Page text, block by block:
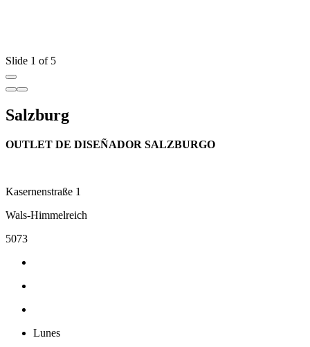
Slide 1 of 5
Salzburg
OUTLET DE DISEÑADOR SALZBURGO
Kasernenstraße 1
Wals-Himmelreich
5073
Lunes